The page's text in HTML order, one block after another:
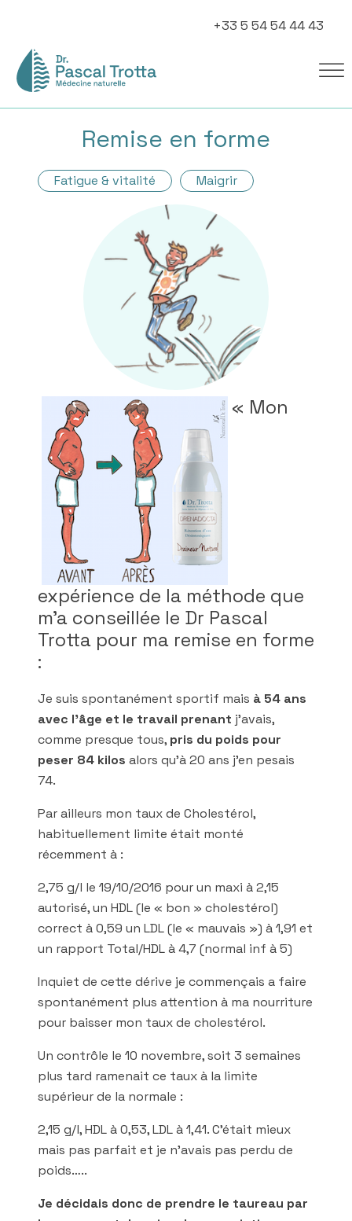
+33 5 54 54 44 43
Remise en forme
Fatigue & vitalité Maigrir
« Mon
expérience de la méthode que
m’a conseillée le Dr Pascal
Trotta pour ma remise en forme
:
Je suis spontanément sportif mais à 54 ans
avec l’âge et le travail prenant j’avais,
comme presque tous, pris du poids pour
peser 84 kilos alors qu’à 20 ans j’en pesais
74.
Par ailleurs mon taux de Cholestérol,
habituellement limite était monté
récemment à :
2,75 g/l le 19/10/2016 pour un maxi à 2,15
autorisé, un HDL (le « bon » cholestérol)
correct à 0,59 un LDL (le « mauvais ») à 1,91 et
un rapport Total/HDL à 4,7 (normal inf à 5)
Inquiet de cette dérive je commençais a faire
spontanément plus attention à ma nourriture
pour baisser mon taux de cholestérol.
Un contrôle le 10 novembre, soit 3 semaines
plus tard ramenait ce taux à la limite
supérieur de la normale :
2,15 g/l, HDL à 0,53, LDL à 1,41. C’était mieux
mais pas parfait et je n’avais pas perdu de
poids…..
Je décidais donc de prendre le taureau par